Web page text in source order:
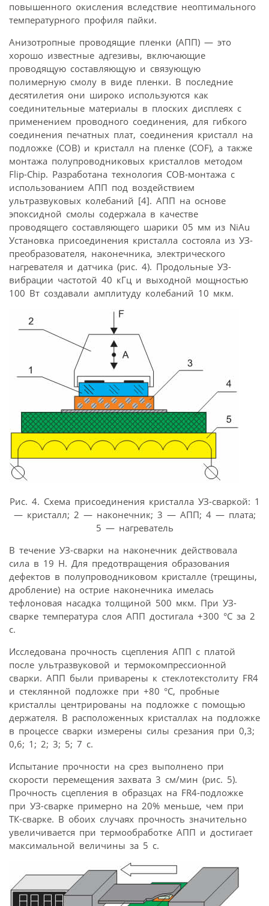
повышенного окисления вследствие неоптимального
температурного профиля пайки.
Анизотропные проводящие пленки (АПП) — это
хорошо известные адгезивы, включающие
проводящую составляющую и связующую
полимерную смолу в виде пленки. В последние
десятилетия они широко используются как
соединительные материалы в плоских дисплеях с
применением проводного соединения, для гибкого
соединения печатных плат, соединения кристалл на
подложке (COB) и кристалл на пленке (COF), а также
монтажа полупроводниковых кристаллов методом
Flip-Chip. Разработана технология COB-монтажа с
использованием АПП под воздействием
ультразвуковых колебаний [4]. АПП на основе
эпоксидной смолы содержала в качестве
проводящего составляющего шарики 05 мм из NiAu
Установка присоединения кристалла состояла из УЗ-
преобразователя, наконечника, электрического
нагревателя и датчика (рис. 4). Продольные УЗ-
вибрации частотой 40 кГц и выходной мощностью
100 Вт создавали амплитуду колебаний 10 мкм.
Рис. 4. Схема присоединения кристалла УЗ-сваркой: 1
— кристалл; 2 — наконечник; 3 — АПП; 4 — плата;
5 — нагреватель
В течение УЗ-сварки на наконечник действовала
сила в 19 Н. Для предотвращения образования
дефектов в полупроводниковом кристалле (трещины,
дробление) на острие наконечника имелась
тефлоновая насадка толщиной 500 мкм. При УЗ-
сварке температура слоя АПП достигала +300 °С за 2
с.
Исследована прочность сцепления АПП с платой
после ультразвуковой и термокомпрессионной
сварки. АПП были приварены к стеклотекстолиту FR4
и стеклянной подложке при +80 °С, пробные
кристаллы центрированы на подложке с помощью
держателя. В расположенных кристаллах на подложке
в процессе сварки измерены силы срезания при 0,3;
0,6; 1; 2; 3; 5; 7 с.
Испытание прочности на срез выполнено при
скорости перемещения захвата 3 см/мин (рис. 5).
Прочность сцепления в образцах на FR4-подложке
при УЗ-сварке примерно на 20% меньше, чем при
ТК-сварке. В обоих случаях прочность значительно
увеличивается при термообработке АПП и достигает
максимальной величины за 5 с.